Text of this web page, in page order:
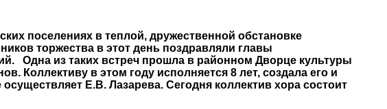
поселениях в теплой, дружественной обстановке
торжества в этот день поздравляли главы
Одна из таких встреч прошла в районном Дворце культуры
Коллективу в этом году исполняется 8 лет, создала его и
Е.В. Лазарева. Сегодня коллектив хора состоит